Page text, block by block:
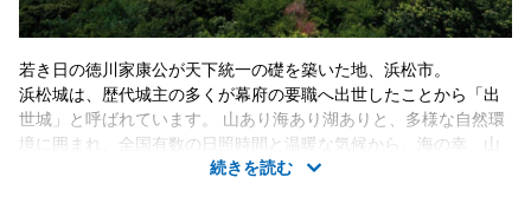
若き日の徳川家康公が天下統一の礎を築いた地、浜松市。
浜松城は、歴代城主の多くが幕府の要職へ出世したことから「出
世城」と呼ばれています。 山あり海あり湖ありと、多様な自然環
境に囲まれ、全国有数の日照時間と温暖な気候から、海の幸、山
の幸がとても豊富な地域です。続きを読む